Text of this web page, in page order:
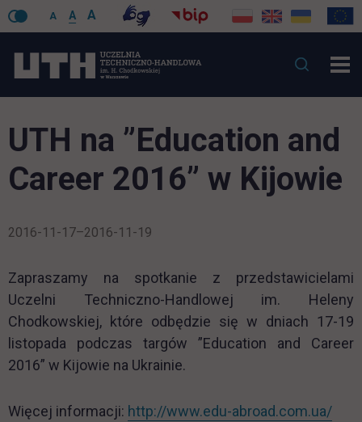
A A A
UTH na ”Education and
Career 2016” w Kijowie
2016-11-17–2016-11-19
Zapraszamy na spotkanie z przedstawicielami
Uczelni Techniczno-Handlowej im. Heleny
Chodkowskiej, które odbędzie się w dniach 17-19
listopada podczas targów ”Education and Career
2016” w Kijowie na Ukrainie.
Więcej informacji: http://www.edu-abroad.com.ua/link